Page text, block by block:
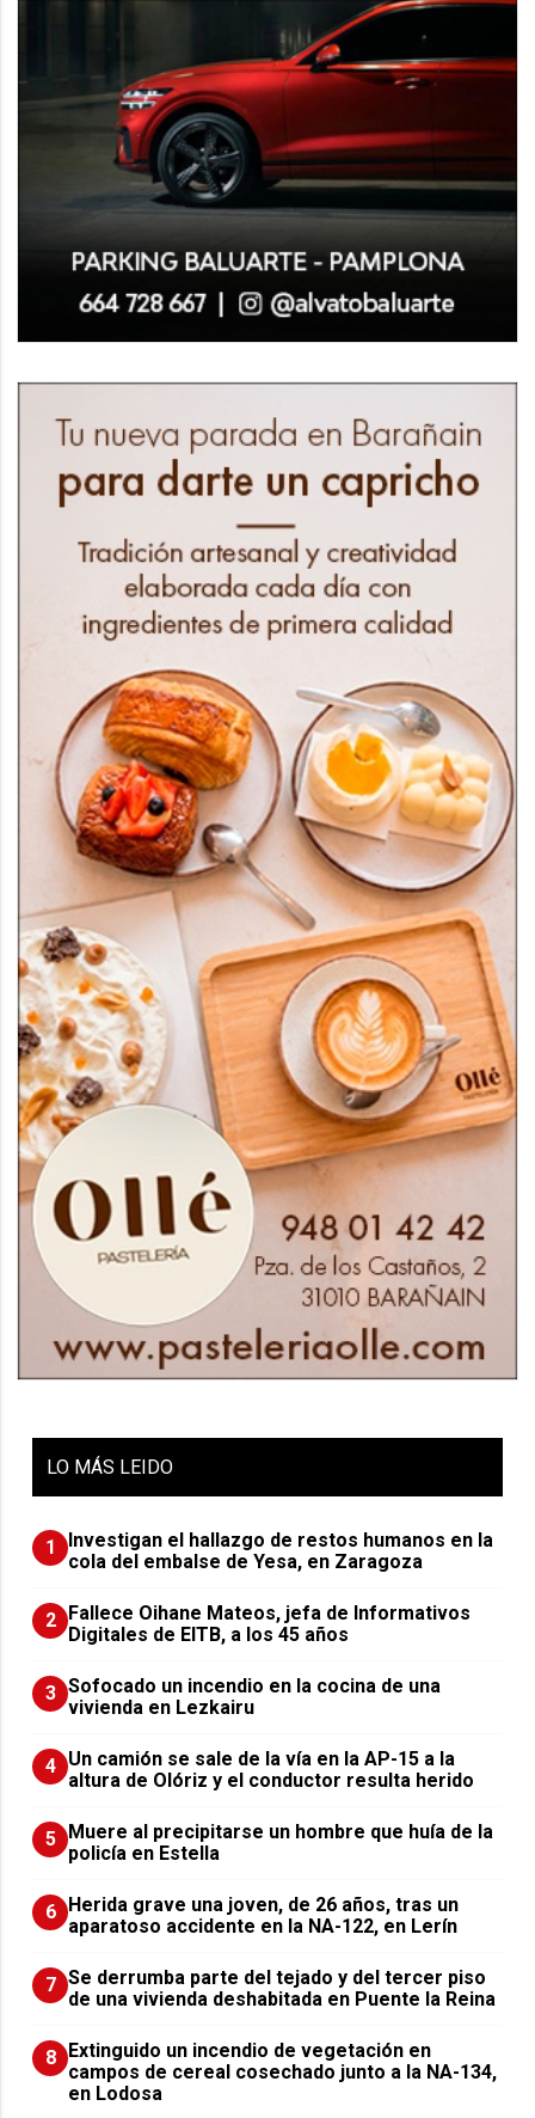
LO MÁS LEIDO
1
Investigan el hallazgo de restos humanos en la
cola del embalse de Yesa, en Zaragoza
2
Fallece Oihane Mateos, jefa de Informativos
Digitales de EITB, a los 45 años
3 Sofocado un incendio en la cocina de una
vivienda en Lezkairu
4 Un camión se sale de la vía en la AP-15 a la
altura de Olóriz y el conductor resulta herido
5
Muere al precipitarse un hombre que huía de la
policía en Estella
6
Herida grave una joven, de 26 años, tras un
aparatoso accidente en la NA-122, en Lerín
7 Se derrumba parte del tejado y del tercer piso
de una vivienda deshabitada en Puente la Reina
8
Extinguido un incendio de vegetación en
campos de cereal cosechado junto a la NA-134,
en Lodosa